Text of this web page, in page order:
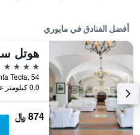
أفضل الفنادق في مايوري
4 نجوم
0.0 كيلومتر عن وسط المدينة
874 ﷼